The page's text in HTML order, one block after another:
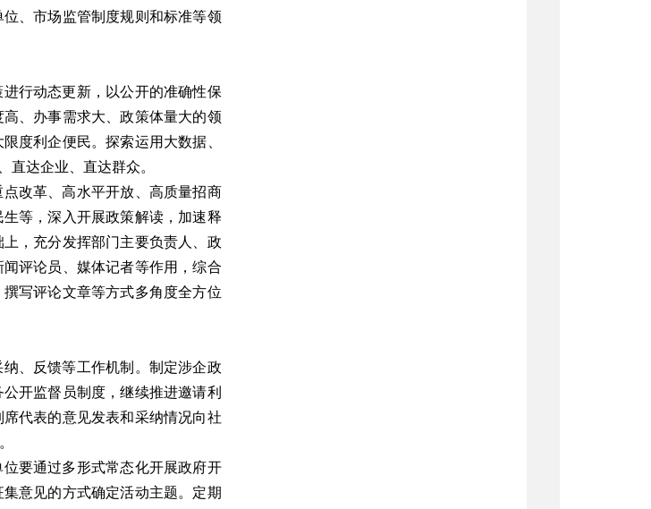
、市场监管制度规则和标准等领
行动态更新，以公开的准确性保
、办事需求大、政策体量大的领
度利企便民。探索运用大数据、
直达企业、直达群众。
改革、高水平开放、高质量招商
等，深入开展政策解读，加速释
，充分发挥部门主要负责人、政
评论员、媒体记者等作用，综合
写评论文章等方式多角度全方位
、反馈等工作机制。制定涉企政
开监督员制度，继续推进邀请利
代表的意见发表和采纳情况向社
要通过多形式常态化开展政府开
意见的方式确定活动主题。定期